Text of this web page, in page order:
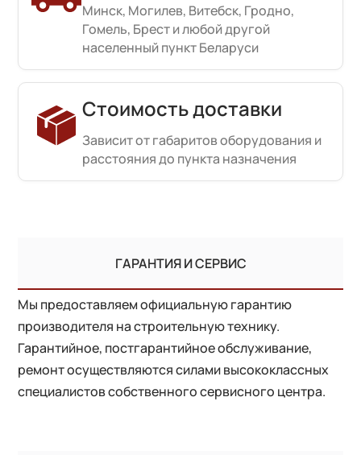
Минск, Могилев, Витебск, Гродно,
Гомель, Брест и любой другой
населенный пункт Беларуси
Стоимость доставки
Зависит от габаритов оборудования и
расстояния до пункта назначения
ГАРАНТИЯ И СЕРВИС
Мы предоставляем официальную гарантию
производителя на строительную технику.
Гарантийное, постгарантийное обслуживание,
ремонт осуществляются силами высококлассных
специалистов собственного сервисного центра.